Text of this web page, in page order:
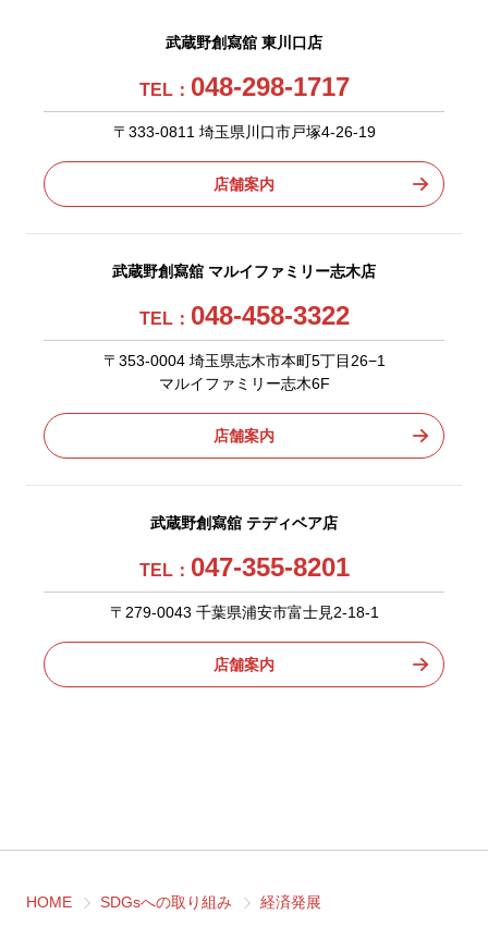
武蔵野創寫舘 東川口店
TEL： 048-298-1717
〒333-0811 埼玉県川口市戸塚4-26-19
店舗案内
武蔵野創寫舘 マルイファミリー志木店
TEL： 048-458-3322
〒353-0004 埼玉県志木市本町5丁目26−1
マルイファミリー志木6F
店舗案内
武蔵野創寫舘 テディベア店
TEL： 047-355-8201
〒279-0043 千葉県浦安市富士見2-18-1
店舗案内
HOME SDGsへの取り組み 経済発展